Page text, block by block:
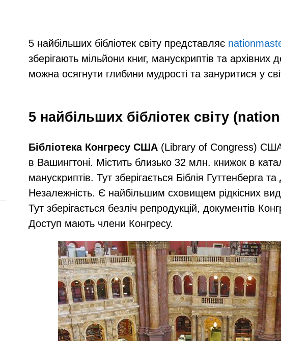
5 найбільших бібліотек світу представляє
зберігають мільйони книг, манускриптів та архівних
можна осягнути глибини мудрості та зануритися у
5 найбільших бібліотек світу
Бібліотека Конгресу США (Library of Congress)
в Вашингтоні. Містить близько 32 млн. книжок в
манускриптів. Тут зберігається Біблія Гуттенберга
Незалежність. Є найбільшим сховищем рідкісних
Тут зберігається безліч репродукцій, документів
Доступ мають члени Конгресу.